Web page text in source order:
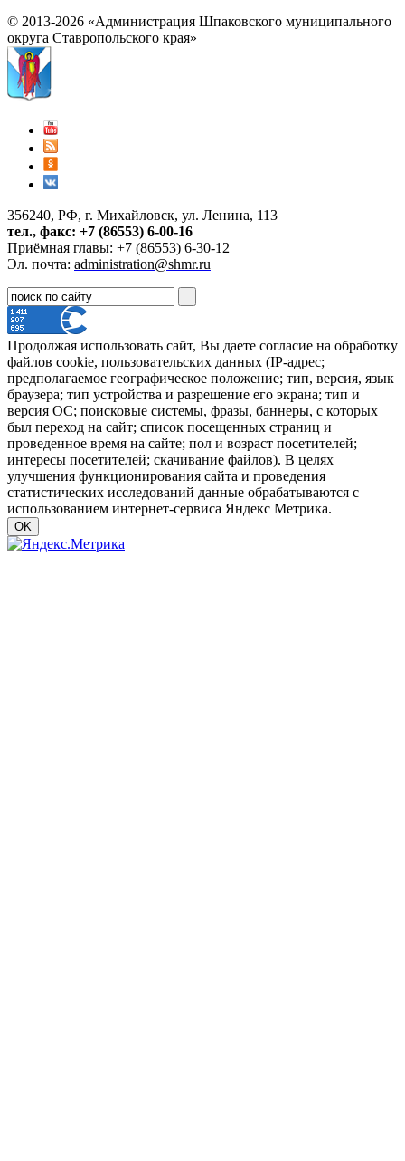
© 2013-2026 «Администрация Шпаковского муниципального
округа Ставропольского края»
356240, РФ, г. Михайловск, ул. Ленина, 113
тел., факс: +7 (86553) 6-00-16
Приёмная главы: +7 (86553) 6-30-12
Эл. почта: administration@shmr.ru
Продолжая использовать сайт, Вы даете согласие на обработку
файлов cookie, пользовательских данных (IP-адрес;
предполагаемое географическое положение; тип, версия, язык
браузера; тип устройства и разрешение его экрана; тип и
версия ОС; поисковые системы, фразы, баннеры, с которых
был переход на сайт; список посещенных страниц и
проведенное время на сайте; пол и возраст посетителей;
интересы посетителей; скачивание файлов). В целях
улучшения функционирования сайта и проведения
статистических исследований данные обрабатываются с
использованием интернет-сервиса Яндекс Метрика.
OK